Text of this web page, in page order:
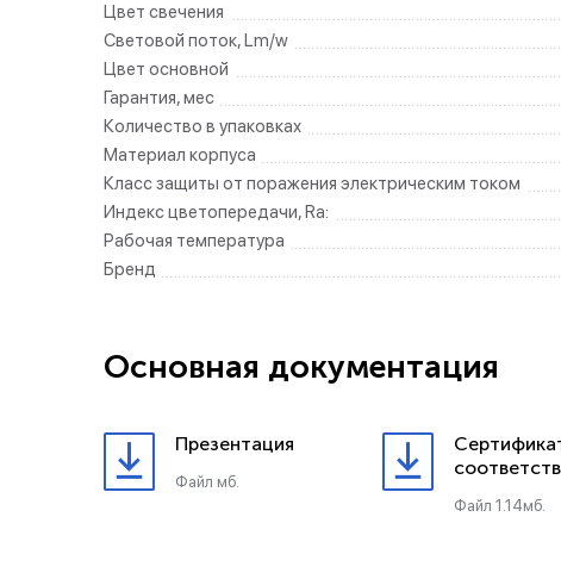
Цвет свечения
Световой поток, Lm/w
Цвет основной
Гарантия, мес
Количество в упаковках
Материал корпуса
Класс защиты от поражения электрическим током
Индекс цветопередачи, Ra:
Рабочая температура
Бренд
Основная документация
Презентация
Файл мб.
Файл 1.14мб.